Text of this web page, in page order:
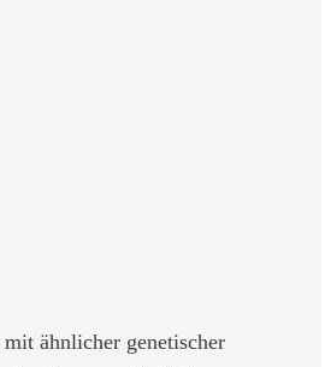
ähnlicher genetischer